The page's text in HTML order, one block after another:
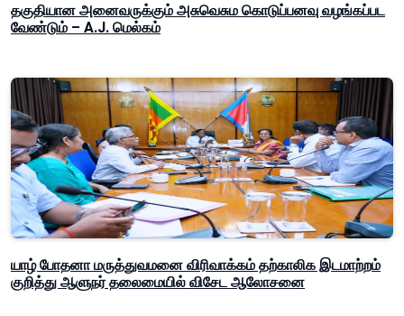
தகுதியான அனைவருக்கும் அசுவெசும கொடுப்பனவு வழங்கப்பட
வேண்டும் – A.J. மெல்கம்
யாழ் போதனா மருத்துவமனை விரிவாக்கம் தற்காலிக இடமாற்றம்
குறித்து ஆளுநர் தலைமையில் விசேட ஆலோசனை